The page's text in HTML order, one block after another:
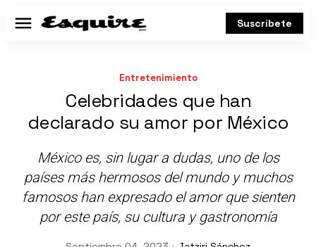
Menú Suscríbete
Entretenimiento
Celebridades que han
declarado su amor por México
México es, sin lugar a dudas, uno de los
países más hermosos del mundo y muchos
famosos han expresado el amor que sienten
por este país, su cultura y gastronomía